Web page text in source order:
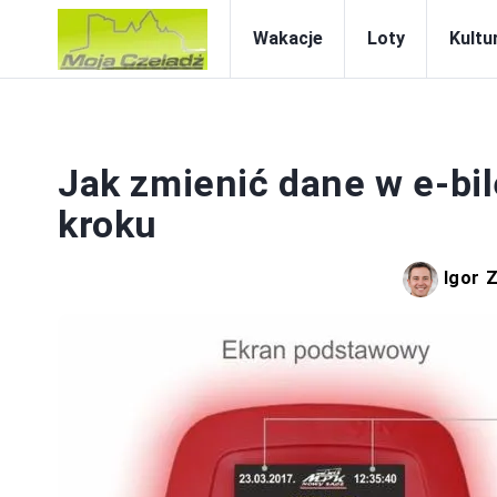
Wakacje Loty
Jak zmienić dane w e-
kroku
Igor